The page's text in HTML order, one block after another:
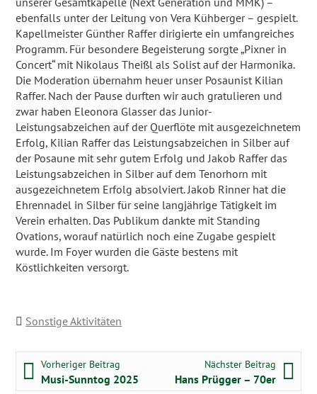
ebenfalls unter der Leitung von Vera Kühberger – gespielt.
Kapellmeister Günther Raffer dirigierte ein umfangreiches
Programm. Für besondere Begeisterung sorgte „Pixner in
Concert“ mit Nikolaus Theißl als Solist auf der Harmonika.
Die Moderation übernahm heuer unser Posaunist Kilian
Raffer. Nach der Pause durften wir auch gratulieren und
zwar haben Eleonora Glasser das Junior-
Leistungsabzeichen auf der Querflöte mit ausgezeichnetem
Erfolg, Kilian Raffer das Leistungsabzeichen in Silber auf
der Posaune mit sehr gutem Erfolg und Jakob Raffer das
Leistungsabzeichen in Silber auf dem Tenorhorn mit
ausgezeichnetem Erfolg absolviert. Jakob Rinner hat die
Ehrennadel in Silber für seine langjährige Tätigkeit im
Verein erhalten. Das Publikum dankte mit Standing
Ovations, worauf natürlich noch eine Zugabe gespielt
wurde. Im Foyer wurden die Gäste bestens mit
Köstlichkeiten versorgt.
Sonstige Aktivitäten
Beitragsnavigation
Vorheriger Beitrag Vorheriger Beitrag:
Musi-Sunntog 2025
Nächster Beitrag
Hans Prügger – 70er